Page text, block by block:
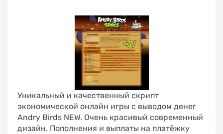
Уникальный и качественный скрипт
экономической онлайн игры с выводом денег
Andry Birds NEW. Очень красивый современный
дизайн. Пополнения и выплаты на платёжку